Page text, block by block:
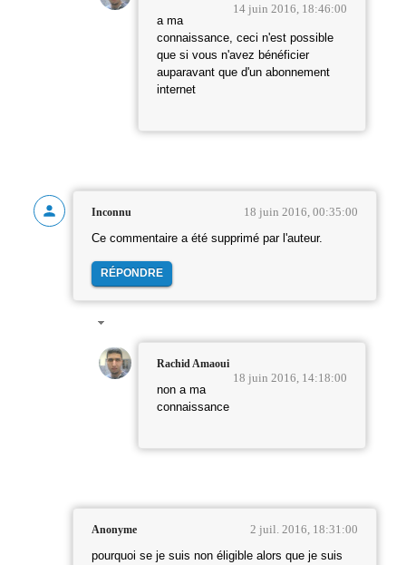
14 juin 2016, 18:46:00
a ma
connaissance, ceci n'est possible
que si vous n'avez bénéficier
auparavant que d'un abonnement
internet
Inconnu 18 juin 2016, 00:35:00
Ce commentaire a été supprimé par l'auteur.
RÉPONDRE
Rachid Amaoui
18 juin 2016, 14:18:00
non a ma
connaissance
Anonyme 2 juil. 2016, 18:31:00
pourquoi se je suis non éligible alors que je suis